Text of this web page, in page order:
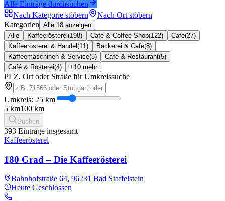
Alle Einträge durchsuchen
Nach Kategorie stöbern
Nach Ort stöbern
Kategorien Alle 18 anzeigen
Alle
Kaffeerösterei(198) Café & Coffee Shop(122) Café(27)
Kaffeerösterei & Handel (11 ) Bäckerei & Café(8)
Kaffeemaschinen & Service(5) Café & Restaurant(5)
Café & Rösterei(4) +10 mehr
PLZ, Ort oder Straße für Umkreissuche
Umkreis: 25 km
5 km100 km
Suchen
393 Einträge insgesamt
Kaffeerösterei
180 Grad – Die Kaffeerösterei
Bahnhofstraße 64, 96231 Bad Staffelstein
Heute Geschlossen